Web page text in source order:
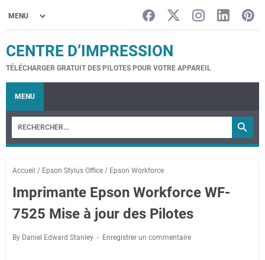
CENTRE D’IMPRESSION
TÉLÉCHARGER GRATUIT DES PILOTES POUR VOTRE APPAREIL
MENU
Accueil / Epson Stylus Office / Epson Workforce
Imprimante Epson Workforce WF-
7525 Mise à jour des Pilotes
By Daniel Edward Stanley Enregistrer un commentaire